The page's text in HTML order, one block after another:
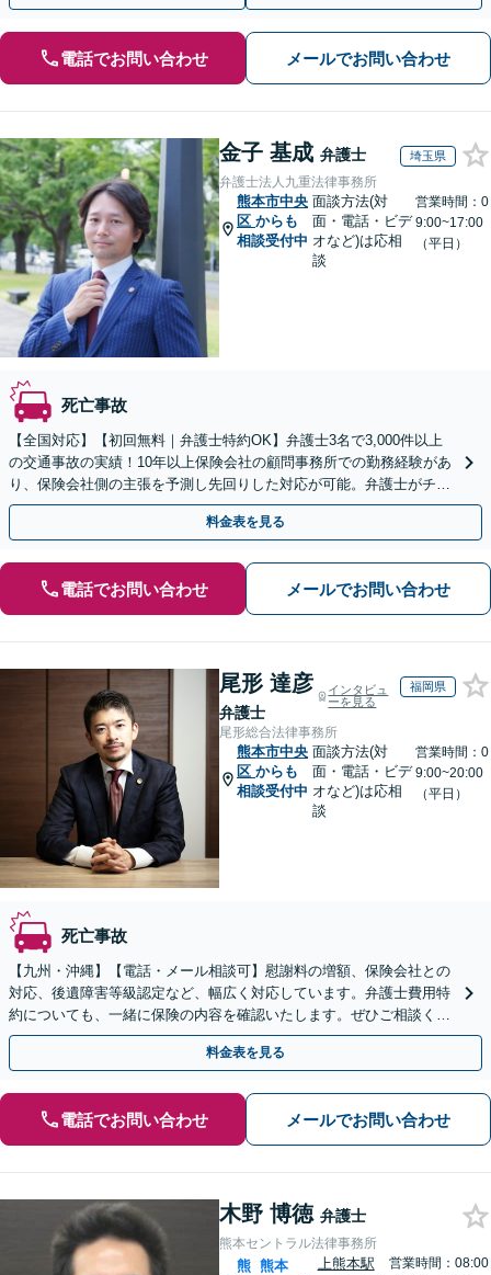
電話でお問い合わせ メールでお問い合わせ
金子 基成 弁護士 埼玉県
弁護士法人九重法律事務所
熊本市中央
区 からも
相談受付中
面談方法(対
面・電話・ビデ
オなど)は応相
談
営業時間：0
9:00~17:00
（平日）
死亡事故
【全国対応】【初回無料｜弁護士特約OK】弁護士3名で3,000件以上
の交通事故の実績！10年以上保険会社の顧問事務所での勤務経験があ
り、保険会社側の主張を予測し先回りした対応が可能。弁護士がチー
ムとなり示談交渉、休業損害、後遺障害等に対応。
料金表を見る
電話でお問い合わせ メールでお問い合わせ
尾形 達彦
弁護士
インタビュ
ーを見る
福岡県
尾形総合法律事務所
熊本市中央
区 からも
相談受付中
面談方法(対
面・電話・ビデ
オなど)は応相
談
営業時間：0
9:00~20:00
（平日）
死亡事故
【九州・沖縄】【電話・メール相談可】慰謝料の増額、保険会社との
対応、後遺障害等級認定など、幅広く対応しています。弁護士費用特
約についても、一緒に保険の内容を確認いたします。ぜひご相談くだ
さい。【休日・夜間面談可】
料金表を見る
電話でお問い合わせ メールでお問い合わせ
木野 博徳 弁護士
熊本セントラル法律事務所
熊 熊本
上熊本駅
営業時間：08:00